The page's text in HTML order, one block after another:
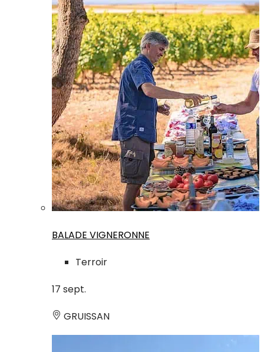
BALADE VIGNERONNE
Terroir
17 sept.
GRUISSAN